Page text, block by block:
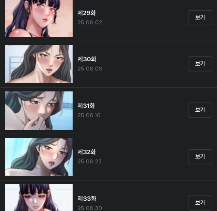
제29화
25.08.02
보기
제30화
25.08.09
보기
제31화
25.08.16
보기
제32화
25.08.23
보기
제33화
25.08.30
보기